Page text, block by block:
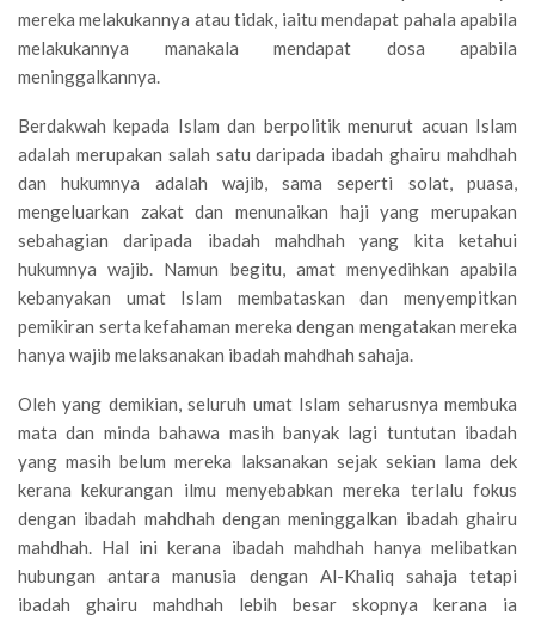
mereka melakukannya atau tidak, iaitu mendapat pahala apabila
melakukannya manakala mendapat dosa apabila
meninggalkannya.
Berdakwah kepada Islam dan berpolitik menurut acuan Islam
adalah merupakan salah satu daripada ibadah ghairu mahdhah
dan hukumnya adalah wajib, sama seperti solat, puasa,
mengeluarkan zakat dan menunaikan haji yang merupakan
sebahagian daripada ibadah mahdhah yang kita ketahui
hukumnya wajib. Namun begitu, amat menyedihkan apabila
kebanyakan umat Islam membataskan dan menyempitkan
pemikiran serta kefahaman mereka dengan mengatakan mereka
hanya wajib melaksanakan ibadah mahdhah sahaja.
Oleh yang demikian, seluruh umat Islam seharusnya membuka
mata dan minda bahawa masih banyak lagi tuntutan ibadah
yang masih belum mereka laksanakan sejak sekian lama dek
kerana kekurangan ilmu menyebabkan mereka terlalu fokus
dengan ibadah mahdhah dengan meninggalkan ibadah ghairu
mahdhah. Hal ini kerana ibadah mahdhah hanya melibatkan
hubungan antara manusia dengan Al-Khaliq sahaja tetapi
ibadah ghairu mahdhah lebih besar skopnya kerana ia